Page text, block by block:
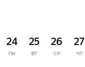
24
ПН
25
ВТ
26
СР
27
ЧТ